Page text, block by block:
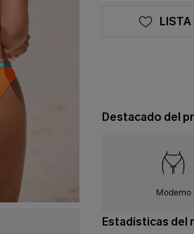
LISTA
Destacado del
Moderno
Estadísticas del